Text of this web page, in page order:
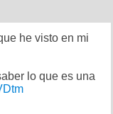
he visto en mi
lo que es una